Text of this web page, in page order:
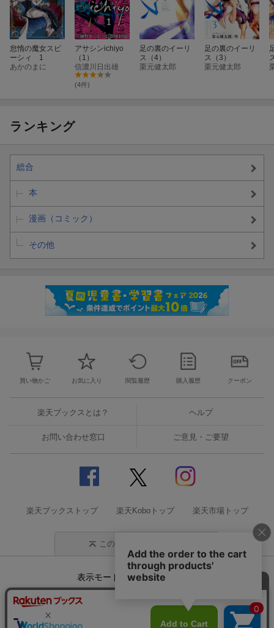
怠惰の魔女スピ
ーシィ 1
あかのまに
アサシンichiyo
（1）
信濃川日出雄
(4件)
足の裏のイーリ
ス（4）
栗元健太郎
足の裏のイーリ
ス（3）
栗元健太郎
ランキング
総合
本
漫画（コミック）
その他
買い物かご お気に入り 閲覧履歴 購入履歴 クーポン
楽天ブックスとは？ ヘルプ
お問い合わせ窓口 ご意見・ご要望
楽天ブックストップ 楽天Koboトップ 楽天市場トップ
このページの先頭に戻る
表示モード モバイル
企業情報 個人情報保護方針
特定商取引法に基づく表記